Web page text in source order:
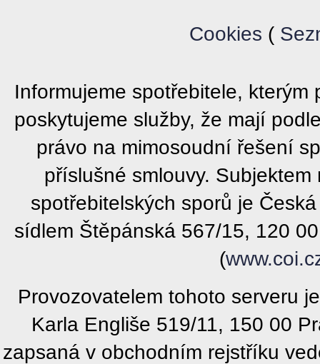
Cookies (
Informujeme spotřebitele, kterým
poskytujeme služby, že mají
právo na mimosoudní řešení
příslušné smlouvy.
spotřebitelských sporů je
sídlem Štěpánská 567/15, 120
(
Provozovatelem tohoto serveru
Karla Engliše 519/11, 150 00
zapsaná v obchodním rejstříku